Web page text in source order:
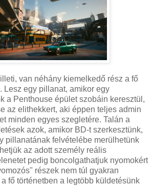
van néhány kiemelkedő rész a fő
Lesz egy pillanat, amikor egy
a Penthouse épület szobáin keresztül,
az elithekkert, aki éppen teljes admin
minden egyes szegletére. Talán a
azok, amikor BD-t szerkesztünk,
pillanatának felvételébe merülhetünk
az adott személy reális
pedig boncolgathatjuk nyomokért
részek nem túl gyakran
fő történetben a legtöbb küldetésünk